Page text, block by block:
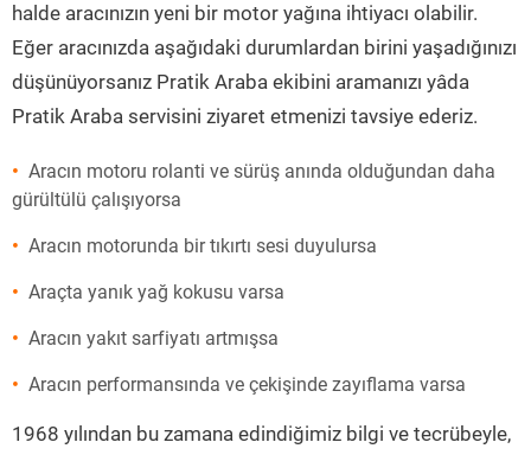
halde aracınızın yeni bir motor yağına ihtiyacı olabilir.
Eğer aracınızda aşağıdaki durumlardan birini yaşadığınızı
düşünüyorsanız Pratik Araba ekibini aramanızı yâda
Pratik Araba servisini ziyaret etmenizi tavsiye ederiz.
Aracın motoru rolanti ve sürüş anında olduğundan daha
gürültülü çalışıyorsa
Aracın motorunda bir tıkırtı sesi duyulursa
Araçta yanık yağ kokusu varsa
Aracın yakıt sarfiyatı artmışsa
Aracın performansında ve çekişinde zayıflama varsa
1968 yılından bu zamana edindiğimiz bilgi ve tecrübeyle,